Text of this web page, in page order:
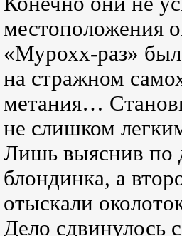
местоположения
«Мурохх-раз»
на стражном
метания…
не слишком
Лишь выяснив по
блондинка, а
отыскали
Дело сдвинулось